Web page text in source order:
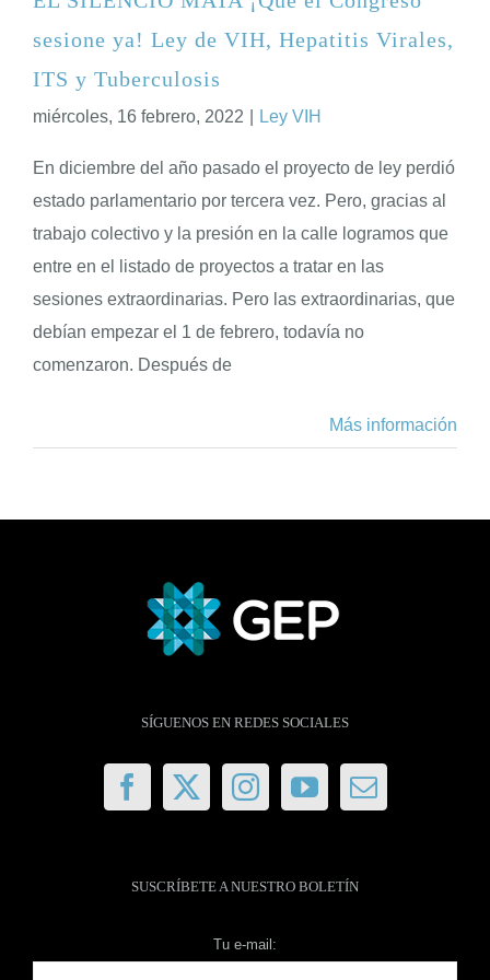
ENGLISH
sesione ya! Ley de VIH, Hepatitis Virales,
ITS y Tuberculosis
miércoles, 16 febrero, 2022 Ley VIH
En diciembre del año pasado el proyecto de ley perdió
estado parlamentario por tercera vez. Pero, gracias al
trabajo colectivo y la presión en la calle logramos que
entre en el listado de proyectos a tratar en las
sesiones extraordinarias. Pero las extraordinarias, que
debían empezar el 1 de febrero, todavía no
comenzaron. Después de
Más información
SÍGUENOS EN REDES SOCIALES
SUSCRÍBETE A NUESTRO BOLETÍN
Tu e-mail: